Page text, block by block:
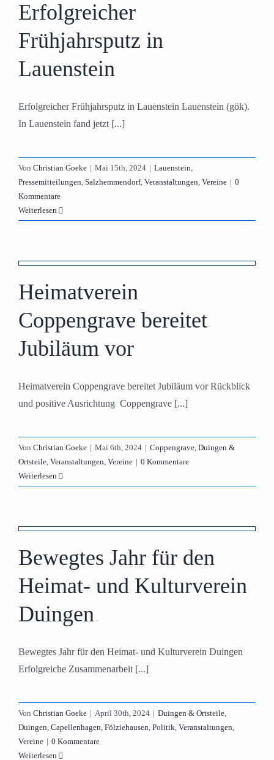
Erfolgreicher
Frühjahrsputz in
Lauenstein
Erfolgreicher Frühjahrsputz in Lauenstein Lauenstein (gök).
In Lauenstein fand jetzt [...]
Von Christian Goeke | Mai 15th, 2024 | Lauenstein,
Pressemitteilungen, Salzhemmendorf, Veranstaltungen, Vereine | 0
Kommentare
Weiterlesen
Heimatverein
Coppengrave bereitet
Jubiläum vor
Heimatverein Coppengrave bereitet Jubiläum vor Rückblick
und positive Ausrichtung Coppengrave [...]
Von Christian Goeke | Mai 6th, 2024 | Coppengrave, Duingen &
Ortsteile, Veranstaltungen, Vereine | 0 Kommentare
Weiterlesen
Bewegtes Jahr für den
Heimat- und Kulturverein
Duingen
Bewegtes Jahr für den Heimat- und Kulturverein Duingen
Erfolgreiche Zusammenarbeit [...]
Von Christian Goeke | April 30th, 2024 | Duingen & Ortsteile,
Duingen, Capellenhagen, Fölziehausen, Politik, Veranstaltungen,
Vereine | 0 Kommentare
Weiterlesen